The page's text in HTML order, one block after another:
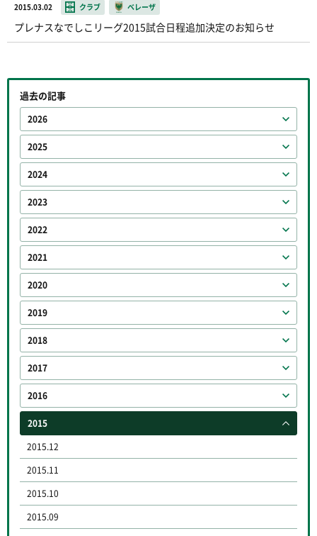
2015.03.02 クラブ ベレーザ
プレナスなでしこリーグ2015試合日程追加決定のお知らせ
過去の記事
2026
2025
2024
2023
2022
2021
2020
2019
2018
2017
2016
2015
2015.12
2015.11
2015.10
2015.09